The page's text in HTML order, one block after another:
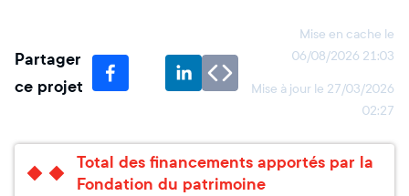
Partager
ce projet
Mise en cache le
06/08/2026 21:03
Mise à jour le 27/03/2026
02:27
Total des financements apportés par la
Fondation du patrimoine